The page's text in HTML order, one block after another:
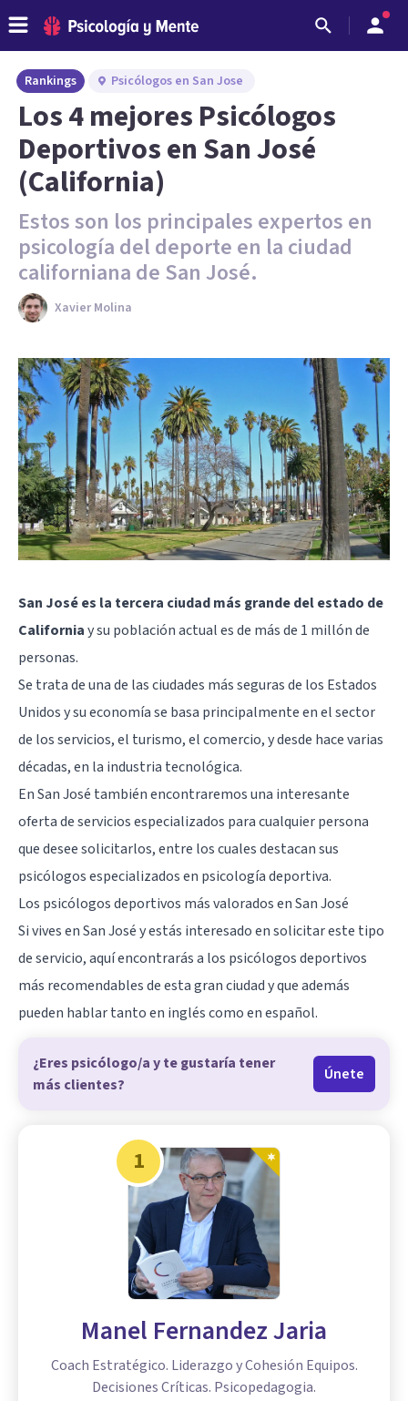
Rankings Psicólogos en San Jose
Los 4 mejores Psicólogos
Deportivos en San José
(California)
Estos son los principales expertos en
psicología del deporte en la ciudad
californiana de San José.
Xavier Molina
San José es la tercera ciudad más grande del estado de
Californiay su población actual es de más de 1 millón de
personas.
Se trata de una de las ciudades más seguras de los Estados
Unidos y su economía se basa principalmente en el sector
de los servicios, el turismo, el comercio, y desde hace varias
décadas, en la industria tecnológica.
En San José también encontraremos una interesante
oferta de servicios especializados para cualquier persona
que desee solicitarlos, entre los cuales destacan sus
psicólogos especializados en psicología deportiva.
Los psicólogos deportivos más valorados en San José
Si vives enSan Joséy estás interesado en solicitar este tipo
de servicio, aquí encontrarás a los psicólogos deportivos
más recomendables de esta gran ciudad y que además
pueden hablar tanto en inglés como en español.
¿Eres psicólogo/a y te gustaría tener
más clientes?
Únete
1
Manel Fernandez Jaria
Coach Estratégico. Liderazgo y Cohesión Equipos.
Decisiones Críticas. Psicopedagogia.